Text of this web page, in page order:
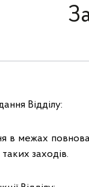
Відділу:
в межах
заходів.